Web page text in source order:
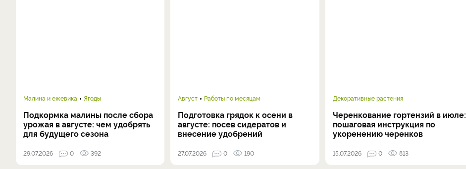
Малина и ежевика Ягоды
Подкормка малины после сбора
урожая в августе: чем удобрять
для будущего сезона
29.07.2026 0 392
Август Работы по месяцам
Подготовка грядок к осени в
августе: посев сидератов и
внесение удобрений
27.07.2026 0 190
Декоративные растения
Черенкование гортензий в июле:
пошаговая инструкция по
укоренению черенков
15.07.2026 0 813